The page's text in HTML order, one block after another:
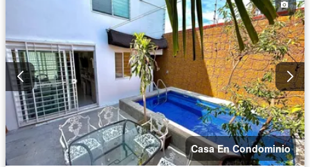
Casa En Condominio